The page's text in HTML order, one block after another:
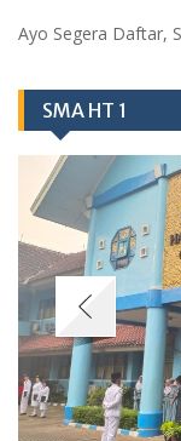
Ayo Segera Daftar,
SMA HT 1